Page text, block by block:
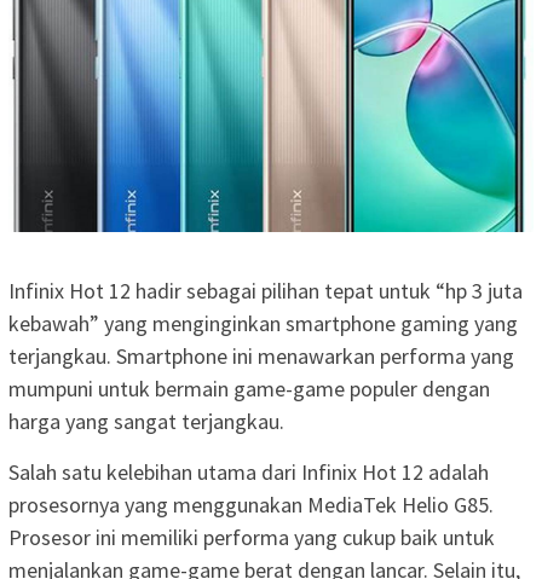
Infinix Hot 12 hadir sebagai pilihan tepat untuk “hp 3 juta
kebawah” yang menginginkan smartphone gaming yang
terjangkau. Smartphone ini menawarkan performa yang
mumpuni untuk bermain game-game populer dengan
harga yang sangat terjangkau.
Salah satu kelebihan utama dari Infinix Hot 12 adalah
prosesornya yang menggunakan MediaTek Helio G85.
Prosesor ini memiliki performa yang cukup baik untuk
menjalankan game-game berat dengan lancar. Selain itu,